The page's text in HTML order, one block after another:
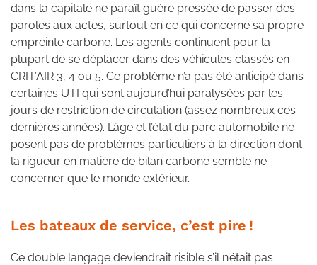
dans la capitale ne paraît guère pressée de passer des
paroles aux actes, surtout en ce qui concerne sa propre
empreinte carbone. Les agents continuent pour la
plupart de se déplacer dans des véhicules classés en
CRIT’AIR 3, 4 ou 5. Ce problème n’a pas été anticipé dans
certaines UTI qui sont aujourd’hui paralysées par les
jours de restriction de circulation (assez nombreux ces
dernières années). L’âge et l’état du parc automobile ne
posent pas de problèmes particuliers à la direction dont
la rigueur en matière de bilan carbone semble ne
concerner que le monde extérieur.
Les bateaux de service, c’est pire !
Ce double langage deviendrait risible s’il n’était pas